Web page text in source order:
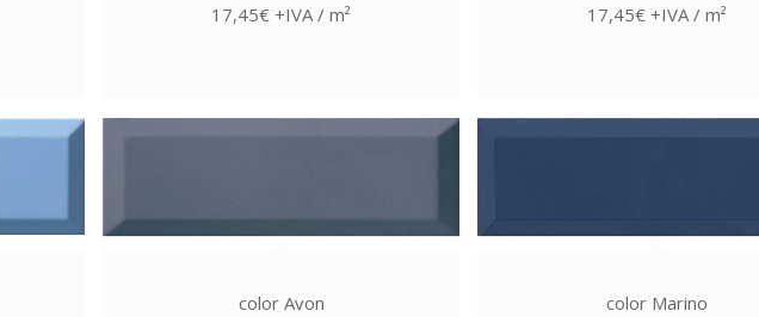
17,45€ +IVA / m²
17,45€ +IVA / m²
color Avon
color Marino